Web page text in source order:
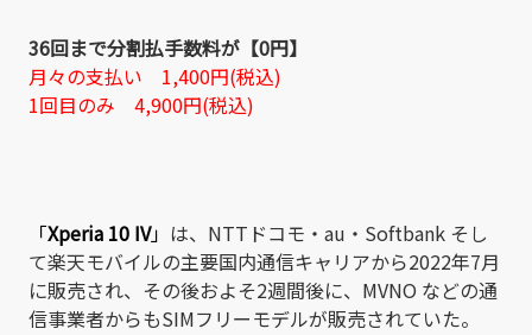
36回まで分割払手数料が【0円】
月々の支払い 1,400円(税込)
1回目のみ 4,900円(税込)
「Xperia 10 IV」 は、NTTドコモ・au・Softbank そし
て楽天モバイルの主要国内通信キャリアから2022年7月
に販売され、その後およそ2週間後に、MVNO などの通
信事業者からもSIMフリーモデルが販売されていた。